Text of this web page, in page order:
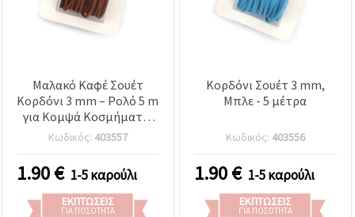
Μαλακό Καφέ Σουέτ
Κορδόνι 3 mm – Ρολό 5 m
για Κομψά Κοσμήματα,
Χειροποίητες
Κατασκευές &
Δημιουργίες DIY
Κωδικός: 403557
1.90€ 1-5 καρούλι
ΕΚΠΤΏΣΕΙΣ
ΓΙΑ ΠΟΣΌΤΗΤΑ
Κορδόνι Σουέτ 3 mm,
Μπλε - 5 μέτρα
Κωδικός: 403556
1.90€ 1-5 καρούλι
ΕΚΠΤΏΣΕΙΣ
ΓΙΑ ΠΟΣΌΤΗΤΑ